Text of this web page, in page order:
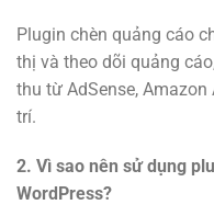
Plugin chèn quảng cáo
thị và theo dõi quảng
thu từ AdSense,
trí.
2. Vì sao nên sử dụng
WordPress?